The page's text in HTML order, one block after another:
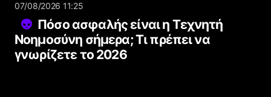
07/08/2026 11:25
Πόσο ασφαλής είναι η Τεχνητή
Νοημοσύνη σήμερα; Τι πρέπει να
γνωρίζετε το 2026